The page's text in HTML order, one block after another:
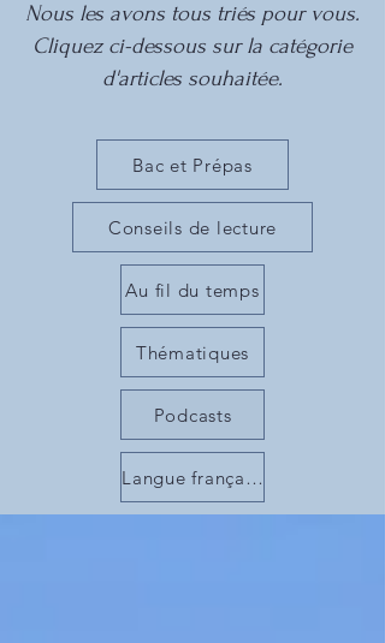
Nous les avons tous triés pour vous.
Cliquez ci-dessous sur la catégorie
d'articles souhaitée.
Bac et Prépas
Conseils de lecture
Au fil du temps
Thématiques
Podcasts
Langue française